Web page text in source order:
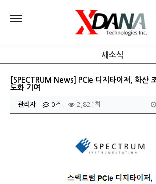
새소식
[SPECTRUM News] PCIe 디지타이저, 화산
도화 기여
관리자 0건 2,821회